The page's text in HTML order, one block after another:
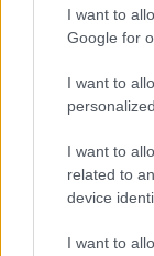
I want to
Google for
I want to
I want to
related to
device
I want to
lenne
zenei
ahogy a
előadást
Egy szám egy
már elhagytak